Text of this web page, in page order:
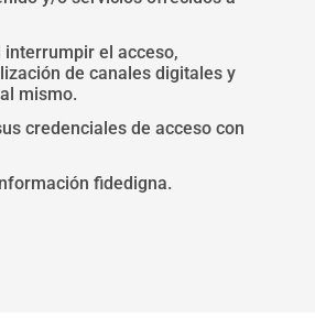
el acceso,
de canales digitales y
mismo.
credenciales de acceso con
fidedigna.